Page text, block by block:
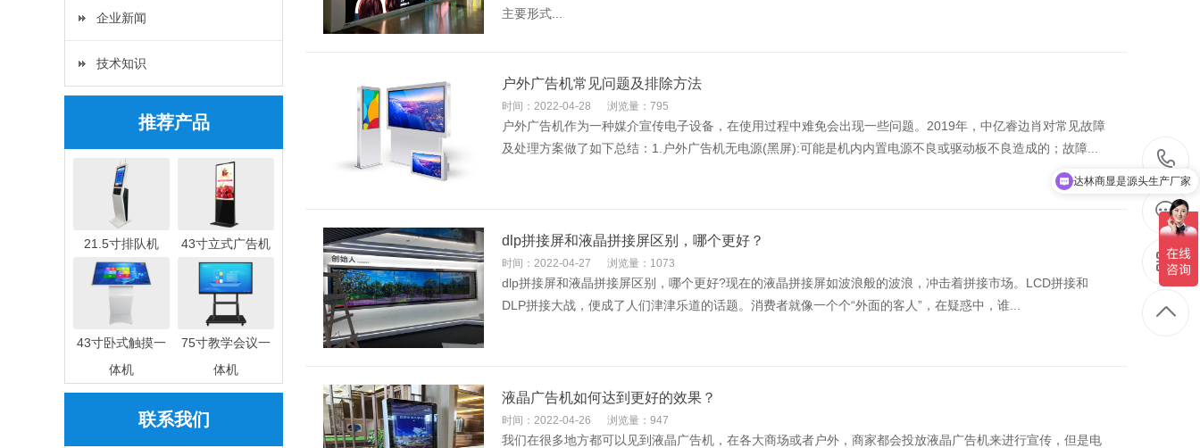
企业新闻
技术知识
推荐产品
21.5寸排队机 43寸立式广告机
43寸卧式触摸一
体机
75寸教学会议一
体机
联系我们
主要形式...
户外广告机常见问题及排除方法
时间：2022-04-28 浏览量：795
户外广告机作为一种媒介宣传电子设备，在使用过程中难免会出现一些问题。2019年，中亿睿边肖对常见故障
及处理方案做了如下总结：1.户外广告机无电源(黑屏):可能是机内内置电源不良或驱动板不良造成的；故障...
dlp拼接屏和液晶拼接屏区别，哪个更好？
时间：2022-04-27 浏览量：1073
dlp拼接屏和液晶拼接屏区别，哪个更好?现在的液晶拼接屏如波浪般的波浪，冲击着拼接市场。LCD拼接和
DLP拼接大战，便成了人们津津乐道的话题。消费者就像一个个“外面的客人”，在疑惑中，谁...
液晶广告机如何达到更好的效果？
时间：2022-04-26 浏览量：947
我们在很多地方都可以见到液晶广告机，在各大商场或者户外，商家都会投放液晶广告机来进行宣传，但是电
达林商显是源头生产厂家
达林销售联系方式